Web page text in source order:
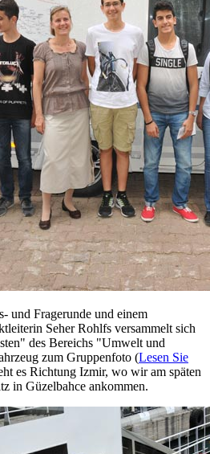
und Fragerunde und einem
Seher Rohlfs versammelt sich
des Bereichs "Umwelt und
zum Gruppenfoto (Lesen Sie
es Richtung Izmir, wo wir am späten
in Güzelbahce ankommen.